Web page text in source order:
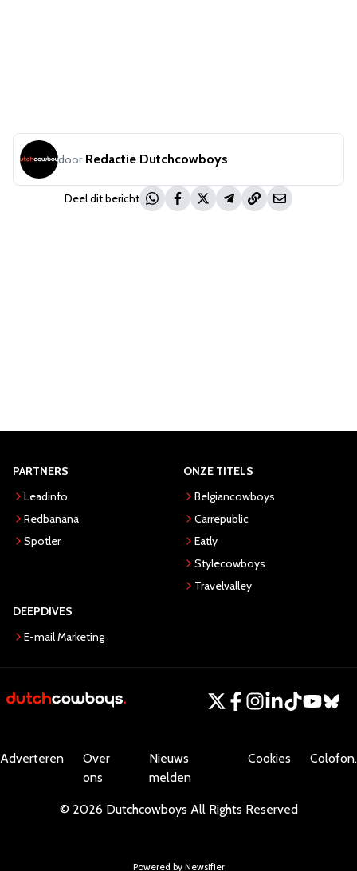
door Redactie Dutchcowboys
Deel dit bericht
PARTNERS
Leadinfo
Redbanana
Spotler
ONZE TITELS
Belgiancowboys
Carrepublic
Eatly
Stylecowboys
Travelvalley
DEEPDIVES
E-mail Marketing
Adverteren
Over
ons
Nieuws
melden
Cookies Colofon.
© 2026 Dutchcowboys All Rights Reserved
Powered by Newsifier